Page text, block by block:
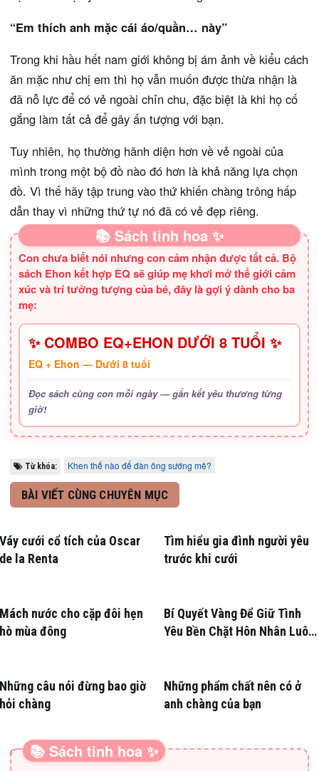
“Em thích anh mặc cái áo/quần… này”
Trong khi hầu hết nam giới không bị ám ảnh về kiểu cách
ăn mặc như chị em thì họ vẫn muốn được thừa nhận là
đã nỗ lực để có vẻ ngoài chỉn chu, đặc biệt là khi họ cố
gắng làm tất cả để gây ấn tượng với bạn.
Tuy nhiên, họ thường hãnh diện hơn về vẻ ngoài của
mình trong một bộ đồ nào đó hơn là khả năng lựa chọn
đồ. Vì thế hãy tập trung vào thứ khiến chàng trông hấp
dẫn thay vì những thứ tự nó đã có vẻ đẹp riêng.
📚 Sách tinh hoa ✨
Con chưa biết nói nhưng con cảm nhận được tất cả. Bộ
sách Ehon kết hợp EQ sẽ giúp mẹ khơi mở thế giới cảm
xúc và trí tưởng tượng của bé, đây là gợi ý dành cho ba
mẹ:
✨ COMBO EQ+EHON DƯỚI 8 TUỔI ✨
EQ + Ehon — Dưới 8 tuổi
Đọc sách cùng con mỗi ngày — gắn kết yêu thương từng
giờ!
Từ khóa: Khen thế nào để đàn ông sướng mê?
BÀI VIẾT CÙNG CHUYÊN MỤC
Váy cưới cổ tích của Oscar
de la Renta
Tìm hiểu gia đình người yêu
trước khi cưới
Mách nước cho cặp đôi hẹn
hò mùa đông
Bí Quyết Vàng Để Giữ Tình
Yêu Bền Chặt Hôn Nhân Luôn
Những câu nói đừng bao giờ
hỏi chàng
Những phẩm chất nên có ở
anh chàng của bạn
SÁCH HAY CHO BA MẸ
📚 Sách tinh hoa ✨